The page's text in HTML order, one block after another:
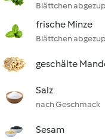
Blättchen
frische Minze
Blättchen
geschälte
Salz
nach Geschmack
Sesam